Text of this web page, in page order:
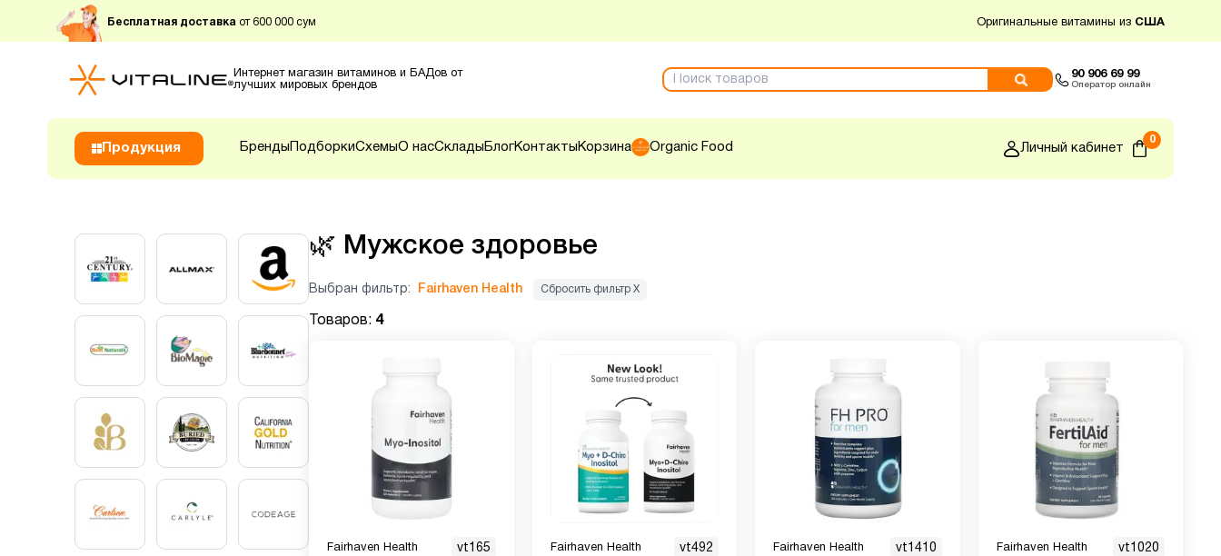
Бесплатная доставка от 600 000 сум Оригинальные витамины из США
Интернет магазин витаминов и БАДов от
лучших мировых брендов
90 906 69 99
Оператор онлайн
Продукция Бренды ПодборкиСхемыО насСклады БлогКонтакты Корзина Organic Food Личный кабинет
0
🌿 Мужское здоровье
Выбран фильтр: Fairhaven Health Сбросить фильтр Х
Товаров: 4
Fairhaven Health vt165 Fairhaven Health vt492 Fairhaven Health vt1410 Fairhaven Health vt1020